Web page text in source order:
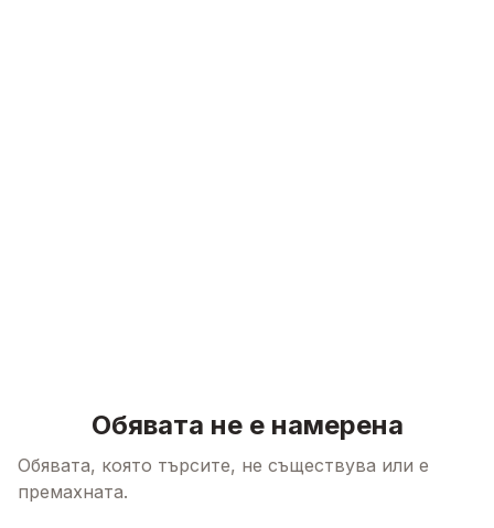
Обявата не е намерена
Обявата, която търсите, не съществува или е
премахната.